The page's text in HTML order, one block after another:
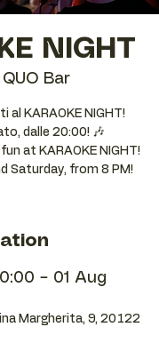
NIGHT
QUO Bar
al KARAOKE NIGHT!
dalle 20:00! 🎶
at KARAOKE NIGHT!
Saturday, from 8 PM!
– 01 Aug
Margherita, 9, 20122